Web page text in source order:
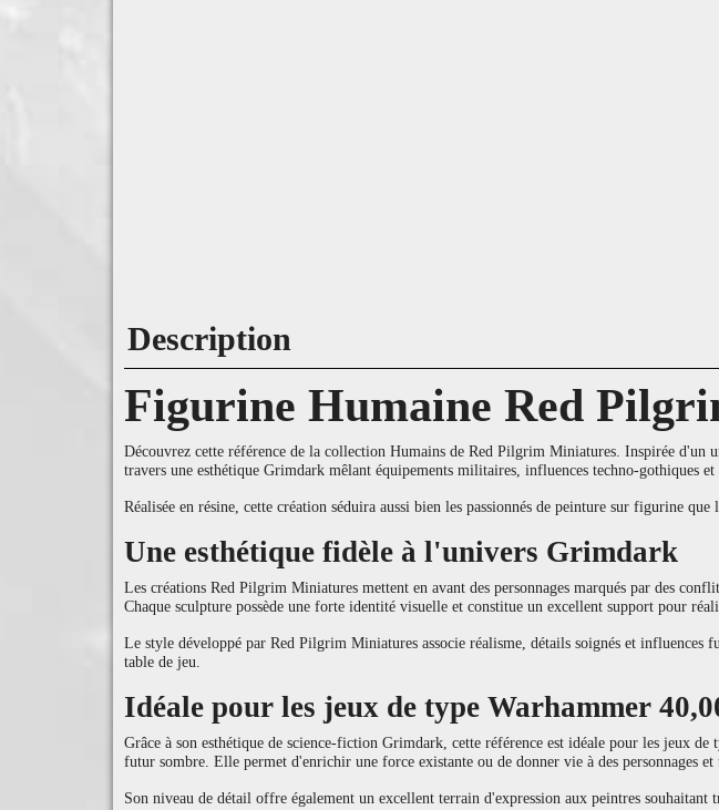
Description
Figurine Humaine Red
Découvrez cette référence de la collection Humains de Red Pilgrim Miniatures. Inspirée
travers une esthétique Grimdark mêlant équipements militaires, influences techno-gothiques et
Réalisée en résine, cette création séduira aussi bien les passionnés de peinture sur figurine
Une esthétique fidèle à l'univers Grimdark
Les créations Red Pilgrim Miniatures mettent en avant des personnages marqués par des
Chaque sculpture possède une forte identité visuelle et constitue un excellent support pour
Le style développé par Red Pilgrim Miniatures associe réalisme, détails soignés et
table de jeu.
Idéale pour les jeux de type Warhammer
Grâce à son esthétique de science-fiction Grimdark, cette référence est idéale pour les jeux
futur sombre. Elle permet d'enrichir une force existante ou de donner vie à des personnages et
Son niveau de détail offre également un excellent terrain d'expression aux peintres